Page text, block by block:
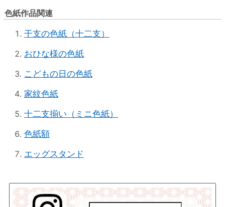
色紙作品関連
干支の色紙（十二支）
おひな様の色紙
こどもの日の色紙
家紋色紙
十二支揃い（ミニ色紙）
色紙額
エッグスタンド